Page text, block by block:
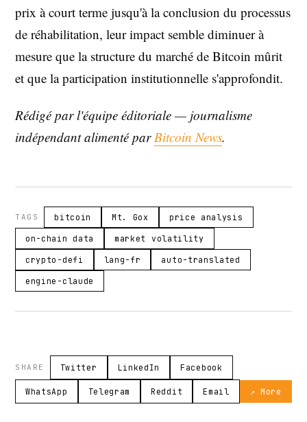
prix à court terme jusqu'à la conclusion du processus
de réhabilitation, leur impact semble diminuer à
mesure que la structure du marché de Bitcoin mûrit
et que la participation institutionnelle s'approfondit.
Rédigé par l'équipe éditoriale — journalisme
indépendant alimenté parBitcoin News.
TAGS bitcoin Mt. Gox price analysis
on-chain data market volatility
crypto-defi lang-fr auto-translated
engine-claude
SHARE Twitter LinkedIn Facebook
WhatsApp Telegram Reddit Email ↗ More